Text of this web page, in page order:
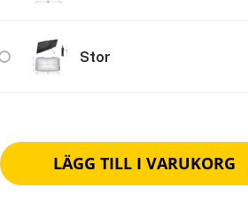
Stor
LÄGG TILL I VARUKORG